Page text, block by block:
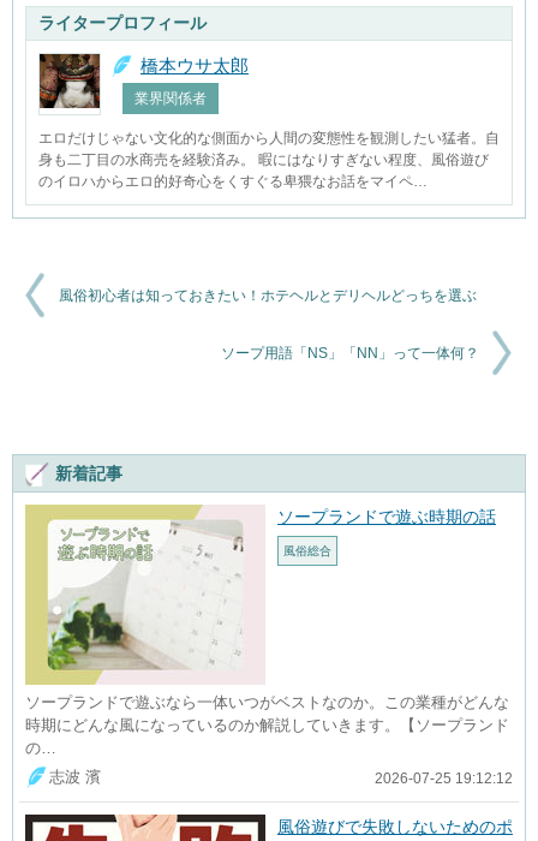
ライタープロフィール
橋本ウサ太郎
業界関係者
エロだけじゃない文化的な側面から人間の変態性を観測したい猛者。自
身も二丁目の水商売を経験済み。 暇にはなりすぎない程度、風俗遊び
のイロハからエロ的好奇心をくすぐる卑猥なお話をマイペ…
風俗初心者は知っておきたい！ホテヘルとデリヘルどっちを選ぶ
ソープ用語「NS」「NN」って一体何？
新着記事
ソープランドで遊ぶ時期の話
風俗総合
ソープランドで遊ぶなら一体いつがベストなのか。この業種がどんな
時期にどんな風になっているのか解説していきます。【ソープランド
の…
志波 濱
2026-07-25 19:12:12
風俗遊びで失敗しないためのポ